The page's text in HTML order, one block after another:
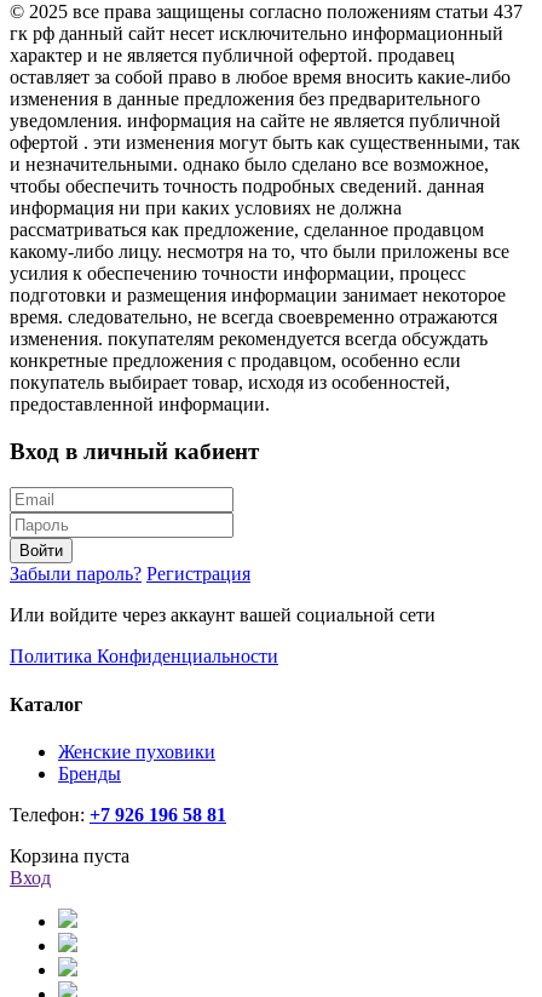
© 2025 все права защищены согласно положениям статьи 437
гк рф данный сайт несет исключительно информационный
характер и не является публичной офертой. продавец
оставляет за собой право в любое время вносить какие-либо
изменения в данные предложения без предварительного
уведомления. информация на сайте не является публичной
офертой . эти изменения могут быть как существенными, так
и незначительными. однако было сделано все возможное,
чтобы обеспечить точность подробных сведений. данная
информация ни при каких условиях не должна
рассматриваться как предложение, сделанное продавцом
какому-либо лицу. несмотря на то, что были приложены все
усилия к обеспечению точности информации, процесс
подготовки и размещения информации занимает некоторое
время. следовательно, не всегда своевременно отражаются
изменения. покупателям рекомендуется всегда обсуждать
конкретные предложения с продавцом, особенно если
покупатель выбирает товар, исходя из особенностей,
предоставленной информации.
Вход в личный кабиент
Войти
Забыли пароль? Регистрация
Или войдите через аккаунт вашей социальной сети
Политика Конфиденциальности
Каталог
Женские пуховики
Бренды
Телефон: +7 926 196 58 81
Корзина пуста
Вход